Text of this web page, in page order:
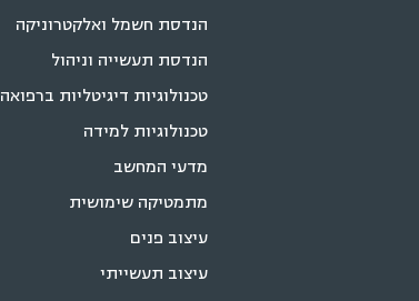
הנדסת חשמל ואלקטרוניקה
הנדסת תעשייה וניהול
טכנולוגיות דיגיטליות ברפואה
טכנולוגיות למידה
מדעי המחשב
מתמטיקה שימושית
עיצוב פנים
עיצוב תעשייתי